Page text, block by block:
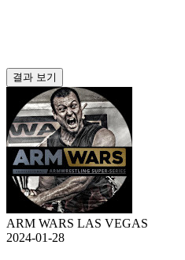
결과 보기
ARM WARS LAS VEGAS
2024-01-28